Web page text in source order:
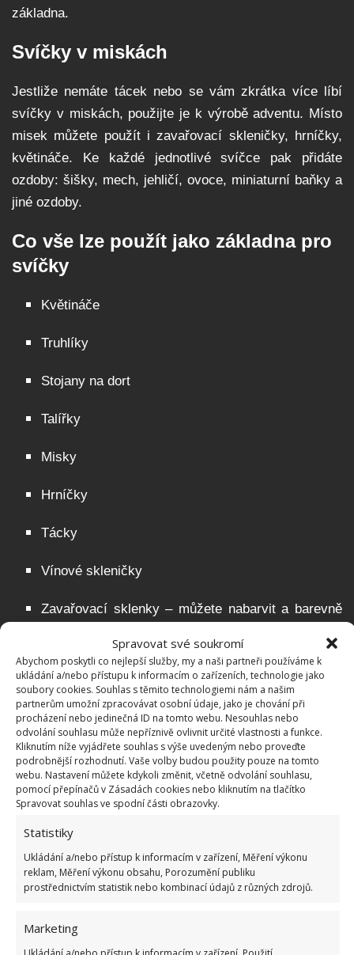
Spravovat své soukromí
Abychom poskytli co nejlepší služby, my a naši partneři používáme k
ukládání a/nebo přístupu k informacím o zařízeních, technologie jako
soubory cookies. Souhlas s těmito technologiemi nám a našim
partnerům umožní zpracovávat osobní údaje, jako je chování při
procházení nebo jedinečná ID na tomto webu. Nesouhlas nebo
odvolání souhlasu může nepříznivě ovlivnit určité vlastnosti a funkce.
Kliknutím níže vyjádřete souhlas s výše uvedeným nebo proveďte
podrobnější rozhodnutí. Vaše volby budou použity pouze na tomto
webu. Nastavení můžete kdykoli změnit, včetně odvolání souhlasu,
pomocí přepínačů v Zásadách cookies nebo kliknutím na tlačítko
Spravovat souhlas ve spodní části obrazovky.
Statistiky
Ukládání a/nebo přístup k informacím v zařízení, Měření výkonu
reklam, Měření výkonu obsahu, Porozumění publiku
prostřednictvím statistik nebo kombinací údajů z různých zdrojů.
Marketing
základna.
Svíčky v miskách
Jestliže nemáte tácek nebo se vám zkrátka více líbí
svíčky v miskách, použijte je k výrobě adventu. Místo
misek můžete použít i zavařovací skleničky, hrníčky,
květináče. Ke každé jednotlivé svíčce pak přidáte
ozdoby: šišky, mech, jehličí, ovoce, miniaturní baňky a
jiné ozdoby.
Co vše lze použít jako základna pro
svíčky
Květináče
Truhlíky
Stojany na dort
Talířky
Misky
Hrníčky
Tácky
Vínové skleničky
Zavařovací sklenky – můžete nabarvit a barevně
Bedýnky
Košíky
Kulatý kámen nebo drátěný kruh na odkládání
horkých hrnců
Láhve od vína
Výběr je pestrý. Lépe je však vybírat nehořlavé
materiály.